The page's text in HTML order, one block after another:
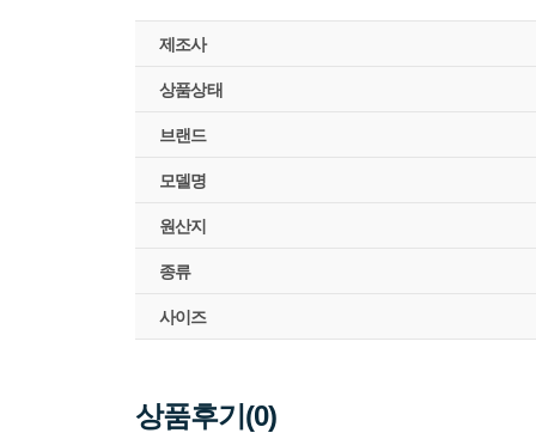
제조사
상품상태
브랜드
모델명
원산지
종류
사이즈
상품후기(0)